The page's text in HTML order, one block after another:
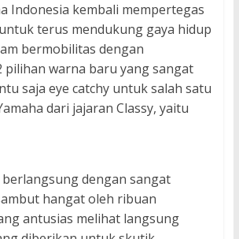
Indonesia kembali mempertegas
terus mendukung gaya hidup
bermobilitas dengan
pilihan warna baru yang sangat
saja eye catchy untuk salah satu
dari jajaran Classy, yaitu
dengan sangat
hangat oleh ribuan
antusias melihat langsung